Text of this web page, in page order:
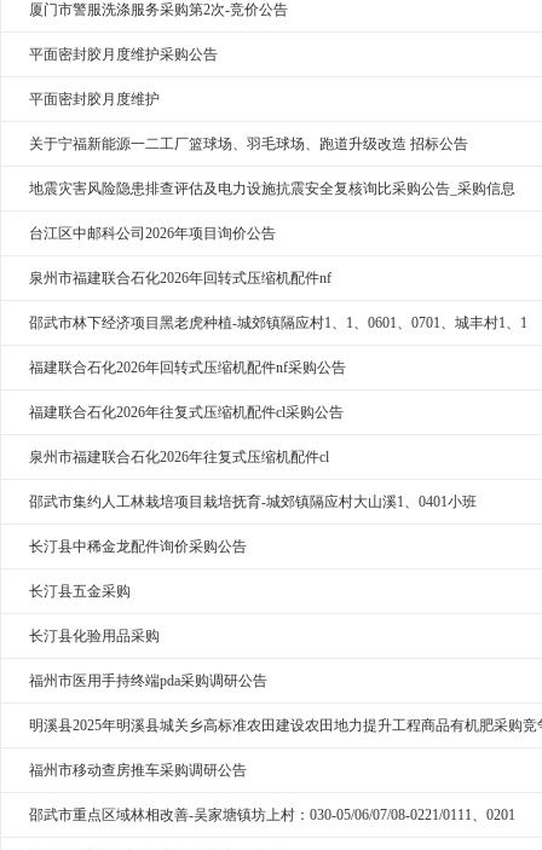
厦门市警服洗涤服务采购第2次-竞价公告
平面密封胶月度维护采购公告
平面密封胶月度维护
关于宁福新能源一二工厂篮球场、羽毛球场、跑道升级改造 招标公告
地震灾害风险隐患排查评估及电力设施抗震安全复核询比采购公告_采购信息
台江区中邮科公司2026年项目询价公告
泉州市福建联合石化2026年回转式压缩机配件nf
邵武市林下经济项目黑老虎种植-城郊镇隔应村1、1、0601、0701、城丰村1、1
福建联合石化2026年回转式压缩机配件nf采购公告
福建联合石化2026年往复式压缩机配件cl采购公告
泉州市福建联合石化2026年往复式压缩机配件cl
邵武市集约人工林栽培项目栽培抚育-城郊镇隔应村大山溪1、0401小班
长汀县中稀金龙配件询价采购公告
长汀县五金采购
长汀县化验用品采购
福州市医用手持终端pda采购调研公告
明溪县2025年明溪县城关乡高标准农田建设农田地力提升工程商品有机肥采购竞
福州市移动查房推车采购调研公告
邵武市重点区域林相改善-吴家塘镇坊上村：030-05/06/07/08-0221/0111、0201